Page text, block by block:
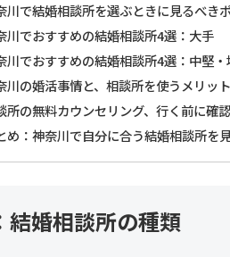
川で結婚相談所を選ぶときに見るべき
川でおすすめの結婚相談所4選：大手
川でおすすめの結婚相談所4選：中堅
川の婚活事情と、相談所を使うメリット
所の無料カウンセリング、行く前に確
め：神奈川で自分に合う結婚相談所を
結婚相談所の種類